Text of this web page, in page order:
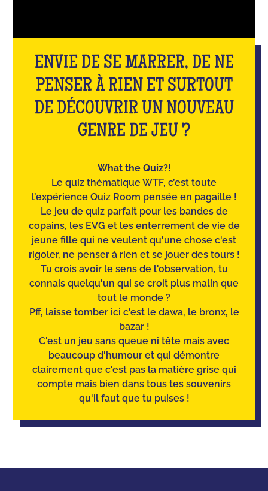
ENVIE DE SE MARRER, DE NE
PENSER À RIEN ET SURTOUT
DE DÉCOUVRIR UN NOUVEAU
GENRE DE JEU ?
What the Quiz?!
Le quiz thématique WTF, c’est toute
l’expérience Quiz Room pensée en pagaille !
Le jeu de quiz parfait pour les bandes de
copains, les EVG et les enterrement de vie de
jeune fille qui ne veulent qu'une chose c'est
rigoler, ne penser à rien et se jouer des tours !
Tu crois avoir le sens de l'observation, tu
connais quelqu'un qui se croit plus malin que
tout le monde ?
Pff, laisse tomber ici c'est le dawa, le bronx, le
bazar !
C'est un jeu sans queue ni tête mais avec
beaucoup d'humour et qui démontre
clairement que c'est pas la matière grise qui
compte mais bien dans tous tes souvenirs
qu'il faut que tu puises !